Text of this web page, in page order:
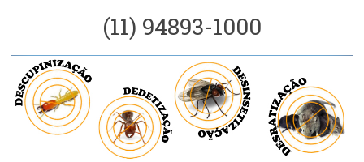
(11) 94893-1000